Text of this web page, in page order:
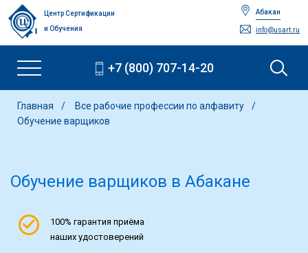
Центр Сертификации
и Обучения
Абакан
info@usart.ru
+7 (800) 707-14-20
Главная
Все рабочие профессии по алфавиту
Обучение варщиков
Обучение варщиков в Абакане
100% гарантия приёма
наших удостоверений